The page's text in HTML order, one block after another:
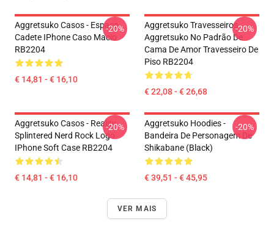
Aggretsuko Casos - Espaço
Cadete IPhone Caso Macio
RB2204
€ 14,81 - € 16,10
-20%
Aggretsuko Travesseiros...
Aggretsuko No Padrão De
Cama De Amor Travesseiro De
Piso RB2204
€ 22,08 - € 26,68
-20%
Aggretsuko Casos - Reality
Splintered Nerd Rock Logo
IPhone Soft Case RB2204
€ 14,81 - € 16,10
-20%
Aggretsuko Hoodies -
Bandeira De Personagem De
Shikabane (Black)
€ 39,51 - € 45,95
-20%
VER MAIS